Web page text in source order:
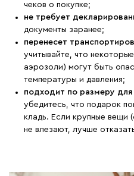
чеков о покупке;
не требует
документы заранее;
перенесет
учитывайте, что
аэрозоли) могут быть
температуры и давления;
подходит по размеру для
убедитесь, что подарок
кладь. Если крупные вещи
не влезают, лучше